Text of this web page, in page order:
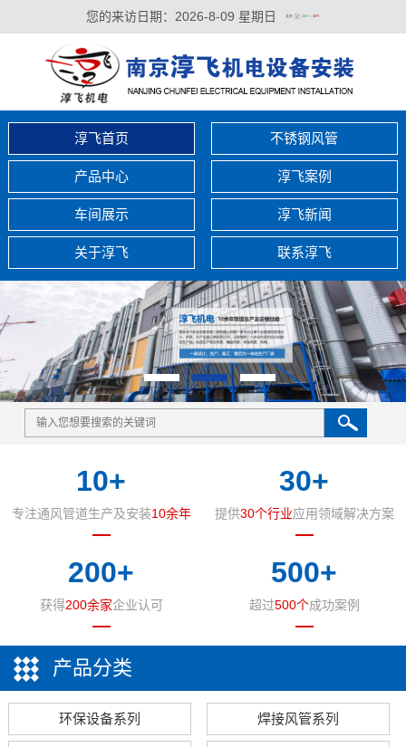
2026-8-09 星期日
您的来访日期：
淳飞首页 不锈钢风管
产品中心 淳飞案例
车间展示 淳飞新闻
关于淳飞 联系淳飞
1 2 3
10+
专注通风管道生产及安装10余年
30+
提供30个行业应用领域解决方案
200+
获得200余家企业认可
500+
超过500个成功案例
产品分类
环保设备系列 焊接风管系列